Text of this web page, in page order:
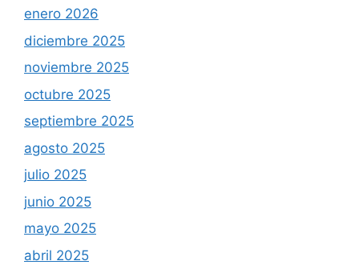
enero 2026
diciembre 2025
noviembre 2025
octubre 2025
septiembre 2025
agosto 2025
julio 2025
junio 2025
mayo 2025
abril 2025